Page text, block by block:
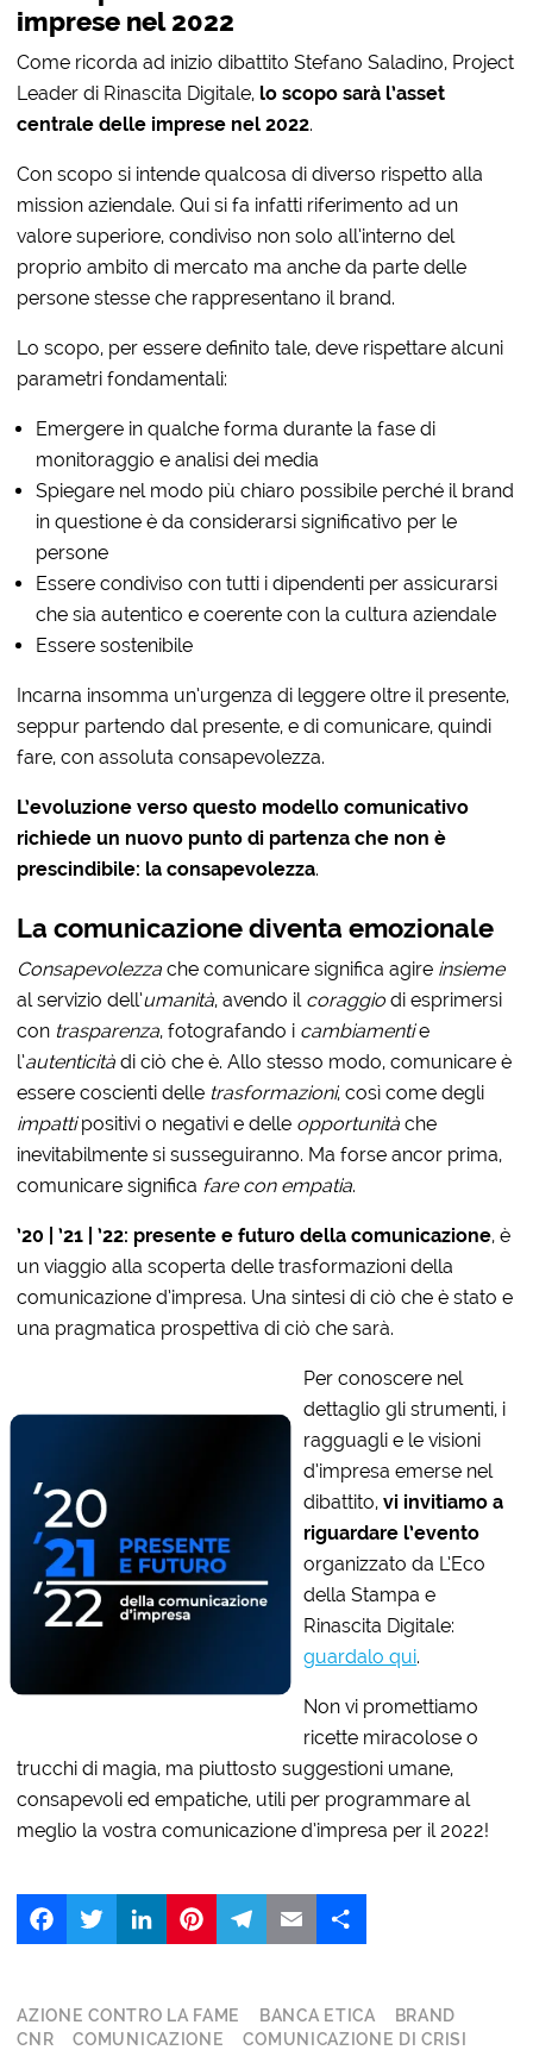
imprese nel 2022
Come ricorda ad inizio dibattito Stefano Saladino, Project
Leader di Rinascita Digitale, lo scopo sarà l’asset
centrale delle imprese nel 2022.
Con scopo si intende qualcosa di diverso rispetto alla
mission aziendale. Qui si fa infatti riferimento ad un
valore superiore, condiviso non solo all’interno del
proprio ambito di mercato ma anche da parte delle
persone stesse che rappresentano il brand.
Lo scopo, per essere definito tale, deve rispettare alcuni
parametri fondamentali:
Emergere in qualche forma durante la fase di
monitoraggio e analisi dei media
Spiegare nel modo più chiaro possibile perché il brand
in questione è da considerarsi significativo per le
persone
Essere condiviso con tutti i dipendenti per assicurarsi
che sia autentico e coerente con la cultura aziendale
Essere sostenibile
Incarna insomma un’urgenza di leggere oltre il presente,
seppur partendo dal presente, e di comunicare, quindi
fare, con assoluta consapevolezza.
L’evoluzione verso questo modello comunicativo
richiede un nuovo punto di partenza che non è
prescindibile: la consapevolezza.
La comunicazione diventa emozionale
Consapevolezza che comunicare significa agire insieme
al servizio dell’umanità, avendo il coraggio di esprimersi
con trasparenza, fotografando i cambiamentie
l’autenticità di ciò che è. Allo stesso modo, comunicare è
essere coscienti delle trasformazioni, così come degli
impattipositivi o negativi e delle opportunità che
inevitabilmente si susseguiranno. Ma forse ancor prima,
comunicare significa fare con empatia.
’20 | ’21 | ’22: presente e futuro della comunicazione, è
un viaggio alla scoperta delle trasformazioni della
comunicazione d’impresa. Una sintesi di ciò che è stato e
una pragmatica prospettiva di ciò che sarà.
Per conoscere nel
dettaglio gli strumenti, i
ragguagli e le visioni
d’impresa emerse nel
dibattito,vi invitiamo a
riguardare l’evento
organizzato da L’Eco
della Stampa e
Rinascita Digitale:
guardalo qui.
Non vi promettiamo
ricette miracolose o
trucchi di magia, ma piuttosto suggestioni umane,
consapevoli ed empatiche, utili per programmare al
meglio la vostra comunicazione d’impresa per il 2022!
FacebookTwitter LinkedIn
AZIONE CONTRO LA FAME BANCA ETICA
BRAND
CNR
COMUNICAZIONE
COMUNICAZIONE DI CRISI